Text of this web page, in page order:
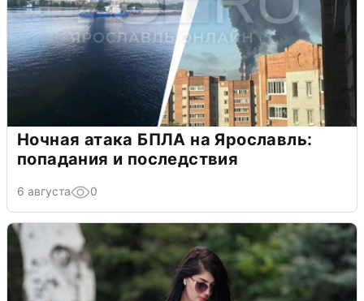
Ночная атака БПЛА на Ярославль:
попадания и последствия
6 августа 0